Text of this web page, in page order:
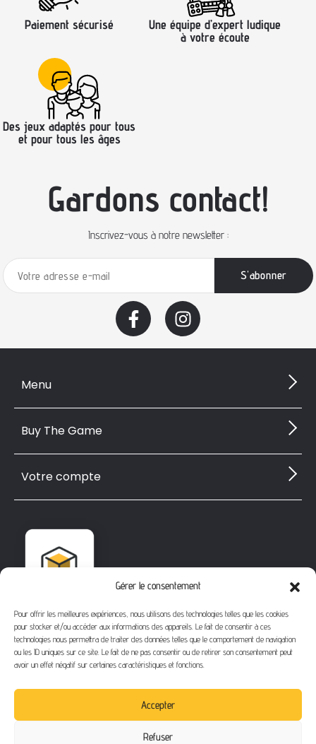
Gérer le consentement
Pour offrir les meilleures expériences, nous utilisons des technologies telles que les cookies
pour stocker et/ou accéder aux informations des appareils. Le fait de consentir à ces
technologies nous permettra de traiter des données telles que le comportement de navigation
ou les ID uniques sur ce site. Le fait de ne pas consentir ou de retirer son consentement peut
avoir un effet négatif sur certaines caractéristiques et fonctions.
Accepter
Refuser
Paiement sécurisé
Une équipe d’expert ludique
à votre écoute
Des jeux adaptés pour tous
et pour tous les âges
Gardons contact!
Inscrivez-vous à notre newsletter :
1112 Bd Fernand Darchicourt
62110 Hénin-Beaumont
Téléphone: 03 21 67 24 31
Menu
Buy The Game
Votre compte